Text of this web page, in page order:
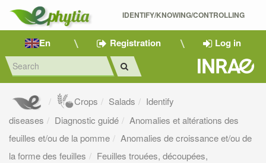
IDENTIFY/KNOWING/CONTROLLING
En Registration Log in
Crops Salads
Identify
diseases
Diagnostic guidé
Anomalies et altérations des
feuilles et/ou de la pomme
Anomalies de croissance et/ou de
la forme des feuilles
Feuilles trouées, découpées,